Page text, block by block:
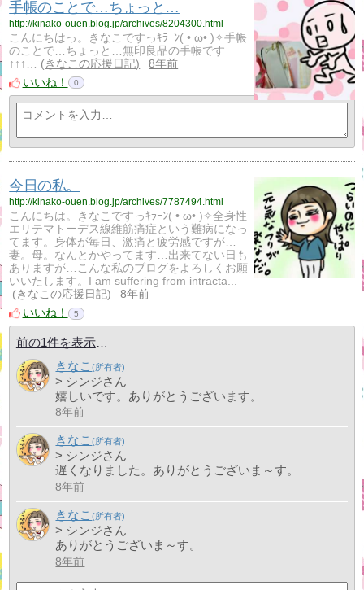
手帳のことで…ちょっと…
http://kinako-ouen.blog.jp/archives/8204300.html
こんにちはっ。きなこですっｷﾗｰﾝ( • ω• )✧手帳
のことで…ちょっと…無印良品の手帳です
↑↑↑…
きなこの応援日記
8年前
いいね！
0
今日の私。
http://kinako-ouen.blog.jp/archives/7787494.html
こんにちは。きなこですっｷﾗｰﾝ( • ω• )✧全身性
エリテマトーデス線維筋痛症という難病になっ
てます。身体が毎日、激痛と疲労感ですが…
妻。母。なんとかやってます…出来てない日も
ありますが…こんな私のブログをよろしくお願
いいたします。I am suffering from intracta...
きなこの応援日記
8年前
いいね！
5
前の1件を表示
きなこ
> シンジさん
嬉しいです。ありがとうございます。
8年前
きなこ
> シンジさん
遅くなりました。ありがとうございま～す。
8年前
きなこ
> シンジさん
ありがとうございま～す。
8年前